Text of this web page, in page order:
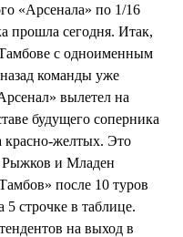
«Арсенала» по 1/16
прошла сегодня. Итак,
с одноименным
команды уже
вылетел на
будущего соперника
красно-желтых. Это
Рыжков и Младен
после 10 туров
строчке в таблице.
на выход в